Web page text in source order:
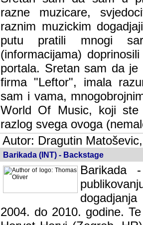
muzicare, svjedociti
muzickim dogadjajima...
mnogi saradnici koji
doprinosili vrijednosti i
sam da je i moj web
imala razumijevanja za
mnogobrojnim
Music, koji ste ga
ovoga (nemalog) rada.
Autor: Dragutin
Barikada (INT) - Backstage
Barikada
2004. do 2010. godine.